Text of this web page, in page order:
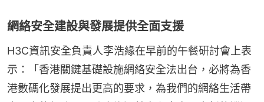
網絡安全建設與發展提供全面支援
H3C資訊安全負責人李浩緣在早前的午餐研討會上表
示：「香港關鍵基礎設施網絡安全法出台，必將為香
港數碼化發展提出更高的要求，為我們的網絡生活帶